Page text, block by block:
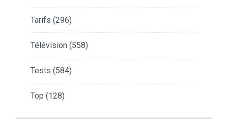
Tarifs (296)
Télévision (558)
Tests (584)
Top (128)